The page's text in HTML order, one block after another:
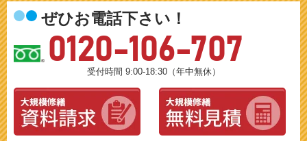
ぜひお電話下さい！
0120-106-707
受付時間 9:00-18:30（年中無休）